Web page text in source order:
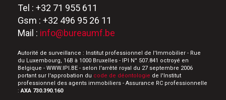
Tel : +32 71 955 611
Gsm : +32 496 95 26 11
Mail : info@bureaumf.be
Autorité de surveillance : Institut professionnel de l'Immobilier - Rue
du Luxembourg, 16B à 1000 Bruxelles - IPI N° 507.841 octroyé en
Belgique - WWW.IPI.BE - selon l'arrêté royal du 27 septembre 2006
portant sur l'approbation du code de déontologie de l'Institut
professionnel des agents immobiliers - Assurance RC professionnelle
:AXA 730.390.160